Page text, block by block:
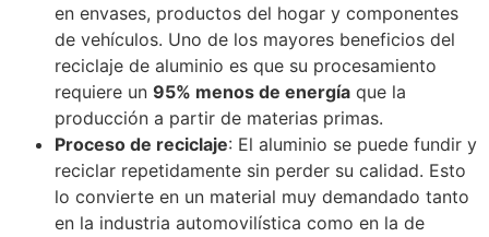
en envases, productos del hogar y componentes
de vehículos. Uno de los mayores beneficios del
reciclaje de aluminio es que su procesamiento
requiere un 95% menos de energía que la
producción a partir de materias primas.
Proceso de reciclaje: El aluminio se puede fundir y
reciclar repetidamente sin perder su calidad. Esto
lo convierte en un material muy demandado tanto
en la industria automovilística como en la de